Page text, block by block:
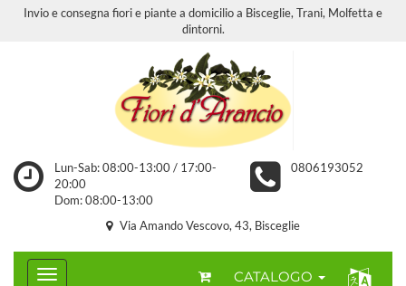
Invio e consegna fiori e piante a domicilio a Bisceglie, Trani, Molfetta e
dintorni.
Lun-Sab: 08:00-13:00 / 17:00-
20:00
Dom: 08:00-13:00
0806193052
Via Amando Vescovo, 43, Bisceglie
CATALOGO